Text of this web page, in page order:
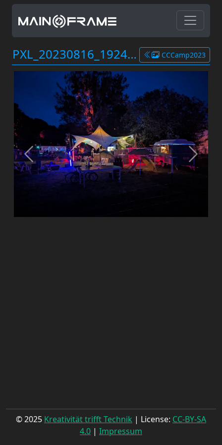
PXL_20230816_192418301.jpg CCCamp2023
© 2025 Kreativität trifft Technik | License: CC-BY-SA
4.0 | Impressum